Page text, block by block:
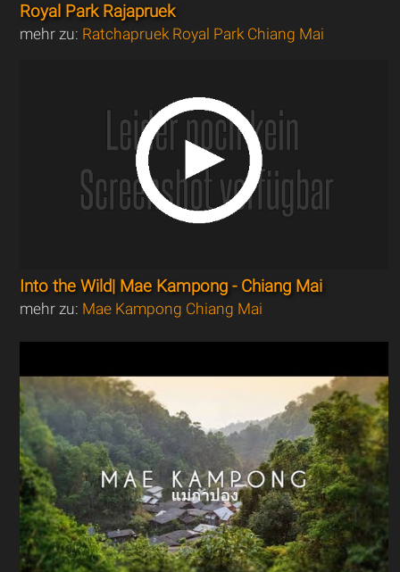
Royal Park Rajapruek
mehr zu: Ratchapruek Royal Park Chiang Mai
Into the Wild| Mae Kampong - Chiang Mai
mehr zu: Mae Kampong Chiang Mai